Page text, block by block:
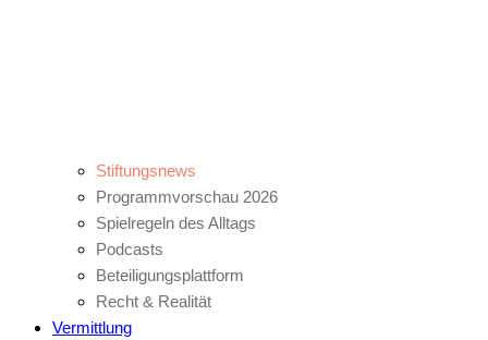
Stiftungsnews
Programmvorschau 2026
Spielregeln des Alltags
Podcasts
Beteiligungsplattform
Recht & Realität
Vermittlung